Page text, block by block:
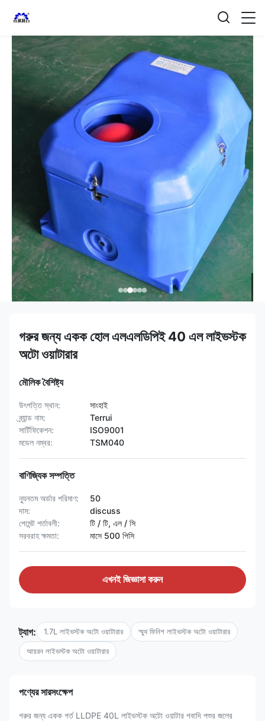
গরুর জন্য একক হোল এলএলডিপিই 40 এল লাইভস্টক
অটো ওয়াটারার
মৌলিক বৈশিষ্ট্য
উৎপত্তি স্থান:
সাংহাই
ব্র্যান্ড নাম:
Terrui
সার্টিফিকেশন:
ISO9001
মডেল নম্বর:
TSM040
বাণিজ্যিক সম্পত্তি
ন্যূনতম অর্ডার পরিমাণ:
50
দাম:
discuss
পেমেন্ট শর্তাবলী:
টি / টি, এল / সি
সরবরাহ ক্ষমতা:
মাসে 500 পিসি
এখনই জিজ্ঞাসা করুন
ট্যাগ: 1.7L লাইভস্টক অটো ওয়াটারার স্মুথ ফিনিশ লাইভস্টক অটো ওয়াটারার
আয়রন লাইভস্টক অটো ওয়াটারার
পণ্যের সারসংক্ষেপ
গরুর জন্য একক গর্ত LLDPE 40L লাইভস্টক অটো ওয়াটার গবাদি পশুর জলের